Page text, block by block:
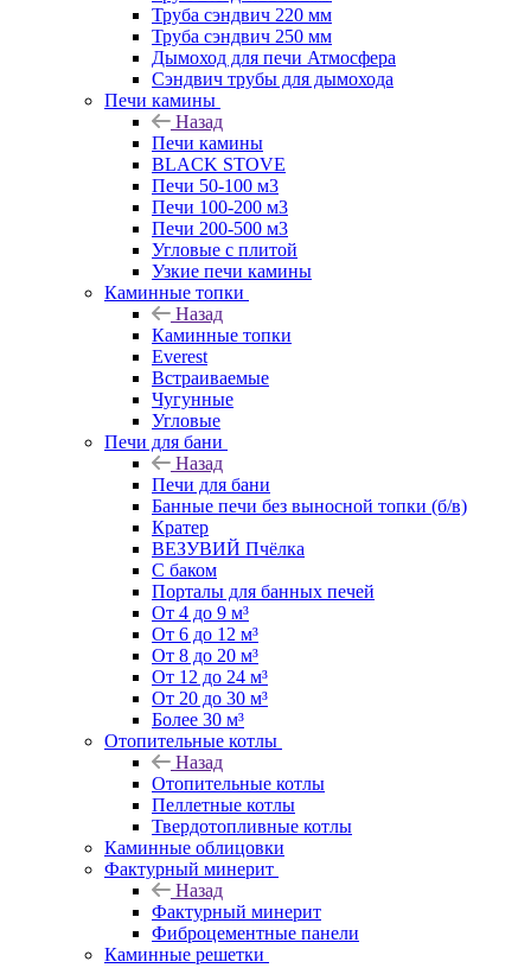
Труба сэндвич 220 мм
Труба сэндвич 250 мм
Дымоход для печи Атмосфера
Сэндвич трубы для дымохода
Печи камины
Назад
Печи камины
BLACK STOVE
Печи 50-100 м3
Печи 100-200 м3
Печи 200-500 м3
Угловые с плитой
Узкие печи камины
Каминные топки
Назад
Каминные топки
Everest
Встраиваемые
Чугунные
Угловые
Печи для бани
Назад
Печи для бани
Банные печи без выносной топки (б/в)
Кратер
ВЕЗУВИЙ Пчёлка
С баком
Порталы для банных печей
От 4 до 9 м³
От 6 до 12 м³
От 8 до 20 м³
От 12 до 24 м³
От 20 до 30 м³
Более 30 м³
Отопительные котлы
Назад
Отопительные котлы
Пеллетные котлы
Твердотопливные котлы
Каминные облицовки
Фактурный минерит
Назад
Фактурный минерит
Фиброцементные панели
Каминные решетки